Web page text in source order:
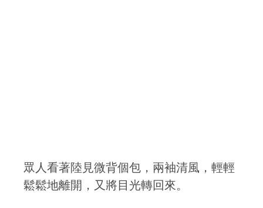
眾人看著陸見微背個包，兩袖清風，輕輕
鬆鬆地離開，又將目光轉回來。